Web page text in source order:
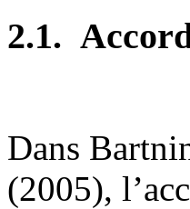
2.1.
Dans
(2005),